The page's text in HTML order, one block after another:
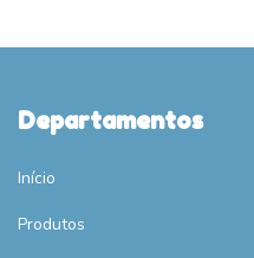
Departamentos
Início
Produtos